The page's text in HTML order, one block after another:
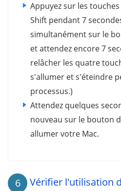
Appuyez sur les
Shift pendant 7
simultanément sur le
et attendez encore 7
relâcher les quatre
s'allumer et s'éteindre
processus.)
Attendez quelques
nouveau sur le bouton
allumer votre Mac.
6
Vérifier l'utilisation